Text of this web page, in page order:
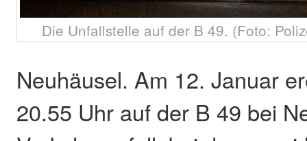
Die Unfallstelle auf der B 49. (Foto:
Neuhäusel. Am 12. Januar
20.55 Uhr auf der B 49 bei